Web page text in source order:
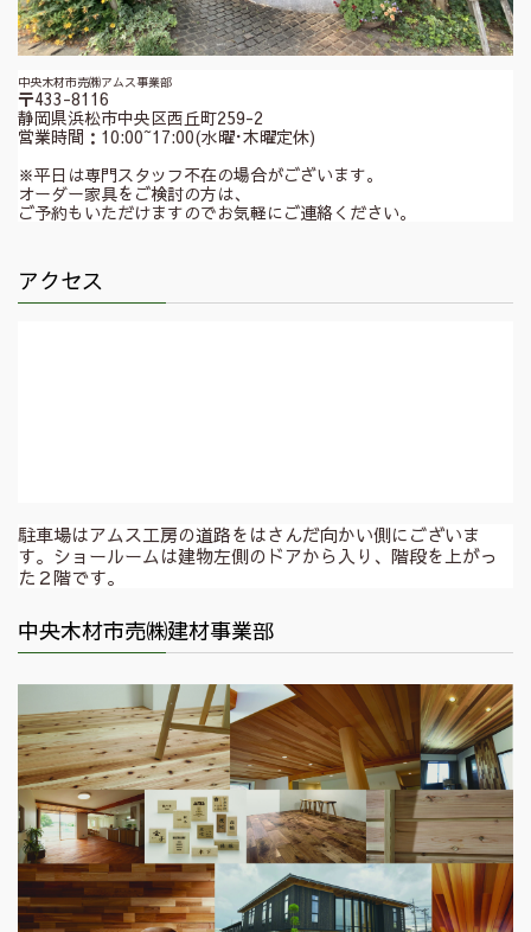
中央木材市売㈱アムス事業部
〒433-8116
静岡県浜松市中央区西丘町259-2
営業時間：10:00~17:00(水曜･木曜定休)
※平日は専門スタッフ不在の場合がございます。
オーダー家具をご検討の方は、
ご予約もいただけますのでお気軽にご連絡ください。
アクセス
駐車場はアムス工房の道路をはさんだ向かい側にございま
す。ショールームは建物左側のドアから入り、階段を上がっ
た２階です。
中央木材市売㈱建材事業部